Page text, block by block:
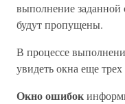
выполнение
будут пропущены.
В процессе
увидеть окна еще
Окно ошибок